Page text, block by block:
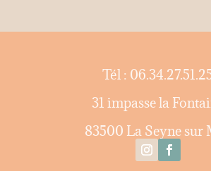
Tél :
31 impasse la
83500 La Seyne sur